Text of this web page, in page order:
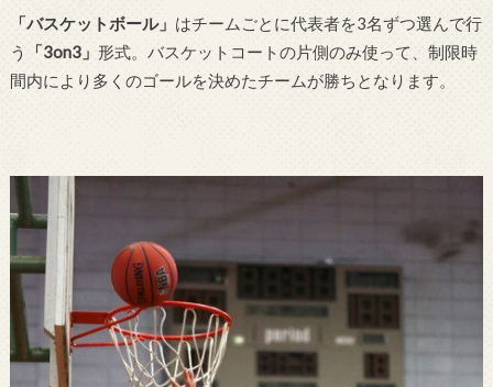
「バスケットボール」 はチームごとに代表者を3名ずつ選んで行
う
「3on3」 形式。バスケットコートの片側のみ使って、制限時
間内により多くのゴールを決めたチームが勝ちとなります。